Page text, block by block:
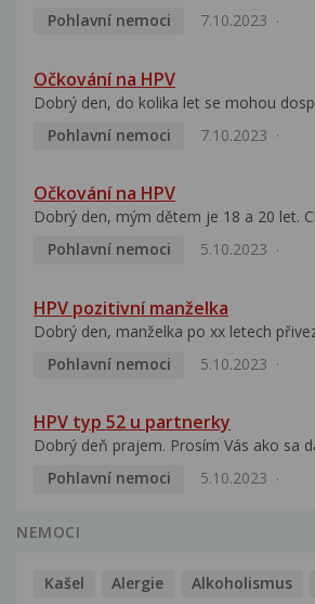
Pohlavní nemoci
7.10.2023
Očkování na HPV
Dobrý den, do kolika let se mohou
Pohlavní nemoci
7.10.2023
Očkování na HPV
Dobrý den, mým dětem je 18 a 20 let.
Pohlavní nemoci
5.10.2023
HPV pozitivní manželka
Dobrý den, manželka po xx letech
Pohlavní nemoci
5.10.2023
HPV typ 52 u partnerky
Dobrý deň prajem. Prosím Vás ako sa
Pohlavní nemoci
5.10.2023
NEMOCI
Kašel Alergie Alkoholismus